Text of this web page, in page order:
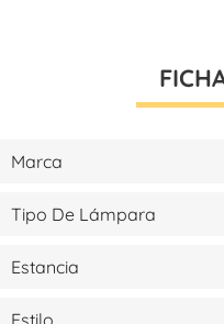
Marca
Tipo De Lámpara
Estancia
Estilo